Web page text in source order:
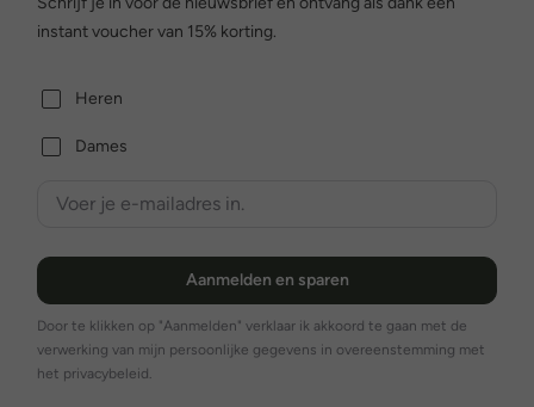
instant voucher van 15% korting.
Heren
Dames
Aanmelden en sparen
Door te klikken op "Aanmelden" verklaar ik akkoord te gaan met de
verwerking van mijn persoonlijke gegevens in overeenstemming met
het privacybeleid.